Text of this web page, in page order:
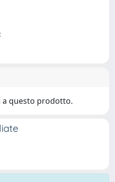
a questo prodotto.